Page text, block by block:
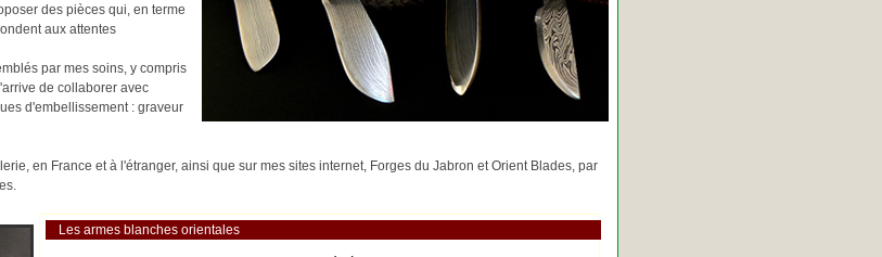
des pièces qui, en terme
aux attentes
par mes soins, y compris
de collaborer avec
d'embellissement : graveur
en France et à l'étranger, ainsi que sur mes sites internet, Forges du Jabron et Orient Blades, par
Les armes blanches orientales